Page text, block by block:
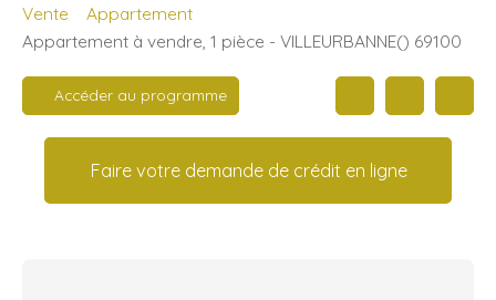
Vente
Appartement
Appartement à vendre, 1 pièce - VILLEURBANNE() 69100
Accéder au programme
Faire votre demande de crédit en ligne